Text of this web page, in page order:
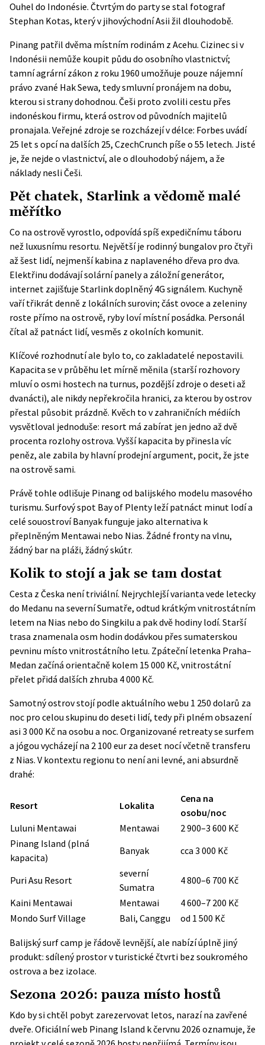
Ouhel do Indonésie. Čtvrtým do party se stal fotograf
Stephan Kotas, který v jihovýchodní Asii žil dlouhodobě.
Pinang patřil dvěma místním rodinám z Acehu. Cizinec si v
Indonésii nemůže koupit půdu do osobního vlastnictví;
tamní agrární zákon z roku 1960 umožňuje pouze nájemní
právo zvané Hak Sewa, tedy smluvní pronájem na dobu,
kterou si strany dohodnou. Češi proto zvolili cestu přes
indonéskou firmu, která ostrov od původních majitelů
pronajala. Veřejné zdroje se rozcházejí v délce: Forbes uvádí
25 let s opcí na dalších 25, CzechCrunch píše o 55 letech. Jisté
je, že nejde o vlastnictví, ale o dlouhodobý nájem, a že
náklady nesli Češi.
Pět chatek, Starlink a vědomě malé
měřítko
Co na ostrově vyrostlo, odpovídá spíš expedičnímu táboru
než luxusnímu resortu. Největší je rodinný bungalov pro čtyři
až šest lidí, nejmenší kabina z naplaveného dřeva pro dva.
Elektřinu dodávají solární panely a záložní generátor,
internet zajišťuje Starlink doplněný 4G signálem. Kuchyně
vaří třikrát denně z lokálních surovin; část ovoce a zeleniny
roste přímo na ostrově, ryby loví místní posádka. Personál
čítal až patnáct lidí, vesměs z okolních komunit.
Klíčové rozhodnutí ale bylo to, co zakladatelé nepostavili.
Kapacita se v průběhu let mírně měnila (starší rozhovory
mluví o osmi hostech na turnus, pozdější zdroje o deseti až
dvanácti), ale nikdy nepřekročila hranici, za kterou by ostrov
přestal působit prázdně. Kvěch to v zahraničních médiích
vysvětloval jednoduše: resort má zabírat jen jedno až dvě
procenta rozlohy ostrova. Vyšší kapacita by přinesla víc
peněz, ale zabila by hlavní prodejní argument, pocit, že jste
na ostrově sami.
Právě tohle odlišuje Pinang od balijského modelu masového
turismu. Surfový spot Bay of Plenty leží patnáct minut lodí a
celé souostroví Banyak funguje jako alternativa k
přeplněným Mentawai nebo Nias. Žádné fronty na vlnu,
žádný bar na pláži, žádný skútr.
Kolik to stojí a jak se tam dostat
Cesta z Česka není triviální. Nejrychlejší varianta vede letecky
do Medanu na severní Sumatře, odtud krátkým vnitrostátním
letem na Nias nebo do Singkilu a pak dvě hodiny lodí. Starší
trasa znamenala osm hodin dodávkou přes sumaterskou
pevninu místo vnitrostátního letu. Zpáteční letenka Praha–
Medan začíná orientačně kolem 15 000 Kč, vnitrostátní
přelet přidá dalších zhruba 4 000 Kč.
Samotný ostrov stojí podle aktuálního webu 1 250 dolarů za
noc pro celou skupinu do deseti lidí, tedy při plném obsazení
asi 3 000 Kč na osobu a noc. Organizované retreaty se surfem
a jógou vycházejí na 2 100 eur za deset nocí včetně transferu
z Nias. V kontextu regionu to není ani levné, ani absurdně
drahé:
Resort Lokalita
Cena na
osobu/noc
Luluni Mentawai
Mentawai
2 900–3 600 Kč
Pinang Island (plná
kapacita)
Banyak cca 3 000 Kč
Puri Asu Resort
severní
Sumatra
4 800–6 700 Kč
Kaini Mentawai
Mentawai
4 600–7 200 Kč
Mondo Surf Village
Bali, Canggu od 1 500 Kč
Balijský surf camp je řádově levnější, ale nabízí úplně jiný
produkt: sdílený prostor v turistické čtvrti bez soukromého
ostrova a bez izolace.
Sezona 2026: pauza místo hostů
Kdo by si chtěl pobyt zarezervovat letos, narazí na zavřené
dveře. Oficiální web Pinang Island k červnu 2026 oznamuje, že